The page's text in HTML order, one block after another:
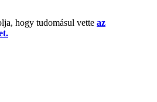
hogy tudomásul vette az